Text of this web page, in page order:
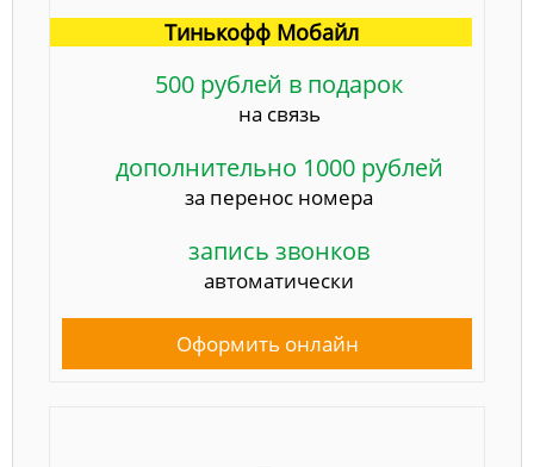
Тинькофф Мобайл
500 рублей в подарок
на связь
дополнительно 1000 рублей
за перенос номера
запись звонков
автоматически
Оформить онлайн